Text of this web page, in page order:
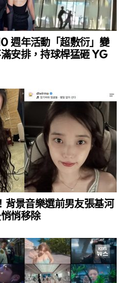
週年活動「超敷衍」變
安排，持球桿猛砸 YG
背景音樂選前男友張基河
悄移除